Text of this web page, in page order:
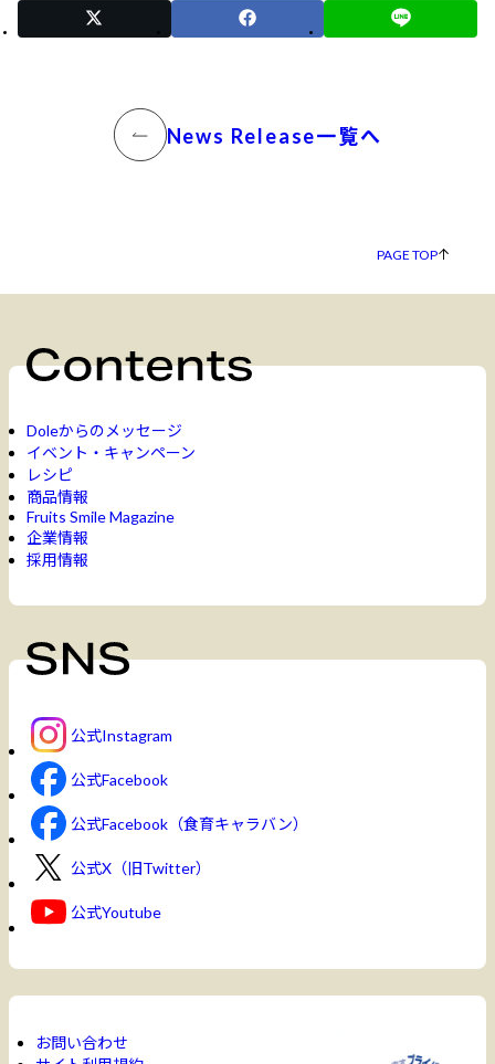
News Release一覧へ
PAGE TOP
Doleからのメッセージ
イベント・キャンペーン
レシピ
商品情報
Fruits Smile Magazine
企業情報
採用情報
公式Instagram
公式Facebook
公式Facebook（食育キャラバン）
公式X（旧Twitter）
公式Youtube
お問い合わせ